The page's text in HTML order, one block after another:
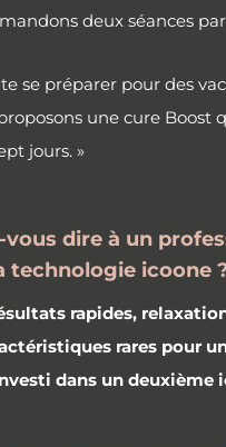
deux séances
se préparer pour des
une cure Boost
jours. »
vous dire à un
technologie icoone
rapides,
rares pour
dans un deuxième